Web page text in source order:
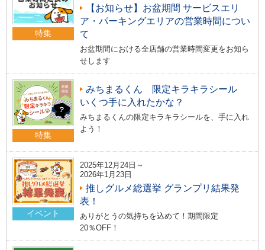
特集
【お知らせ】お盆期間 サービスエリ
ア・パーキングエリアの営業時間につい
て
お盆期間における全店舗の営業時間変更をお知ら
せします
特集
みちまるくん 限定キラキラシール
いくつ手に入れたかな？
みちまるくんの限定キラキラシールを、手に入れ
よう！
イベント
2025年12月24日～
2026年1月23日
推しグルメ総選挙 グランプリ結果発
表！
ありがとうの気持ちを込めて！期間限定
20％OFF！